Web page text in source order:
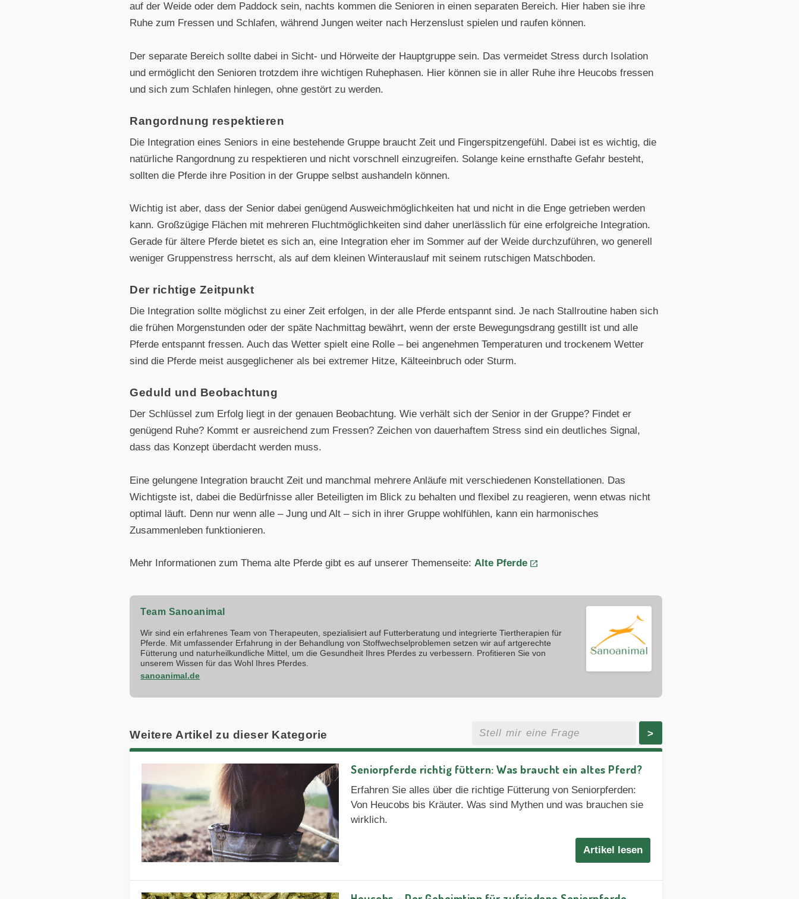
auf der Weide oder dem Paddock sein, nachts kommen die Senioren in einen separaten Bereich. Hier haben sie ihre
Ruhe zum Fressen und Schlafen, während Jungen weiter nach Herzenslust spielen und raufen können.
Der separate Bereich sollte dabei in Sicht- und Hörweite der Hauptgruppe sein. Das vermeidet Stress durch Isolation
und ermöglicht den Senioren trotzdem ihre wichtigen Ruhephasen. Hier können sie in aller Ruhe ihre Heucobs fressen
und sich zum Schlafen hinlegen, ohne gestört zu werden.
Rangordnung respektieren
Die Integration eines Seniors in eine bestehende Gruppe braucht Zeit und Fingerspitzengefühl. Dabei ist es wichtig, die
natürliche Rangordnung zu respektieren und nicht vorschnell einzugreifen. Solange keine ernsthafte Gefahr besteht,
sollten die Pferde ihre Position in der Gruppe selbst aushandeln können.
Wichtig ist aber, dass der Senior dabei genügend Ausweichmöglichkeiten hat und nicht in die Enge getrieben werden
kann. Großzügige Flächen mit mehreren Fluchtmöglichkeiten sind daher unerlässlich für eine erfolgreiche Integration.
Gerade für ältere Pferde bietet es sich an, eine Integration eher im Sommer auf der Weide durchzuführen, wo generell
weniger Gruppenstress herrscht, als auf dem kleinen Winterauslauf mit seinem rutschigen Matschboden.
Der richtige Zeitpunkt
Die Integration sollte möglichst zu einer Zeit erfolgen, in der alle Pferde entspannt sind. Je nach Stallroutine haben sich
die frühen Morgenstunden oder der späte Nachmittag bewährt, wenn der erste Bewegungsdrang gestillt ist und alle
Pferde entspannt fressen. Auch das Wetter spielt eine Rolle – bei angenehmen Temperaturen und trockenem Wetter
sind die Pferde meist ausgeglichener als bei extremer Hitze, Kälteeinbruch oder Sturm.
Geduld und Beobachtung
Der Schlüssel zum Erfolg liegt in der genauen Beobachtung. Wie verhält sich der Senior in der Gruppe? Findet er
genügend Ruhe? Kommt er ausreichend zum Fressen? Zeichen von dauerhaftem Stress sind ein deutliches Signal,
dass das Konzept überdacht werden muss.
Eine gelungene Integration braucht Zeit und manchmal mehrere Anläufe mit verschiedenen Konstellationen. Das
Wichtigste ist, dabei die Bedürfnisse aller Beteiligten im Blick zu behalten und flexibel zu reagieren, wenn etwas nicht
optimal läuft. Denn nur wenn alle – Jung und Alt – sich in ihrer Gruppe wohlfühlen, kann ein harmonisches
Zusammenleben funktionieren.
Mehr Informationen zum Thema alte Pferde gibt es auf unserer Themenseite: Alte Pferde
Team Sanoanimal
Wir sind ein erfahrenes Team von Therapeuten, spezialisiert auf Futterberatung und integrierte Tiertherapien für
Pferde. Mit umfassender Erfahrung in der Behandlung von Stoffwechselproblemen setzen wir auf artgerechte
Fütterung und naturheilkundliche Mittel, um die Gesundheit Ihres Pferdes zu verbessern. Profitieren Sie von
unserem Wissen für das Wohl Ihres Pferdes.
sanoanimal.de
Weitere Artikel zu dieser Kategorie >
Seniorpferde richtig füttern: Was braucht ein altes Pferd?
Erfahren Sie alles über die richtige Fütterung von Seniorpferden:
Von Heucobs bis Kräuter. Was sind Mythen und was brauchen sie
wirklich.
Artikel lesen